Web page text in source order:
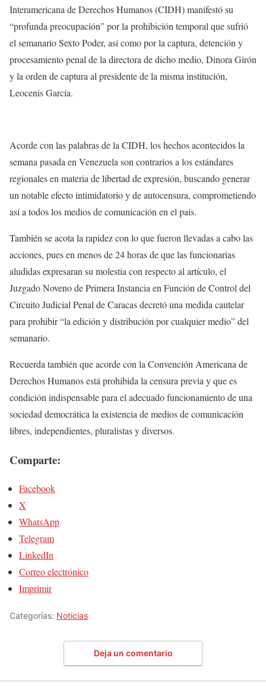
Interamericana de Derechos Humanos (CIDH) manifestó su
“profunda preocupación” por la prohibición temporal que sufrió
el semanario Sexto Poder, así como por la captura, detención y
procesamiento penal de la directora de dicho medio, Dinora Girón
y la orden de captura al presidente de la misma institución,
Leocenis García.
Acorde con las palabras de la CIDH, los hechos acontecidos la
semana pasada en Venezuela son contrarios a los estándares
regionales en materia de libertad de expresión, buscando generar
un notable efecto intimidatorio y de autocensura, comprometiendo
así a todos los medios de comunicación en el país.
También se acota la rapidez con lo que fueron llevadas a cabo las
acciones, pues en menos de 24 horas de que las funcionarias
aludidas expresaran su molestia con respecto al artículo, el
Juzgado Noveno de Primera Instancia en Función de Control del
Circuito Judicial Penal de Caracas decretó una medida cautelar
para prohibir “la edición y distribución por cualquier medio” del
semanario.
Recuerda también que acorde con la Convención Americana de
Derechos Humanos está prohibida la censura previa y que es
condición indispensable para el adecuado funcionamiento de una
sociedad democrática la existencia de medios de comunicación
libres, independientes, pluralistas y diversos.
Comparte:
Facebook
X
WhatsApp
Telegram
LinkedIn
Correo electrónico
Imprimir
Categorías: Noticias
Deja un comentario